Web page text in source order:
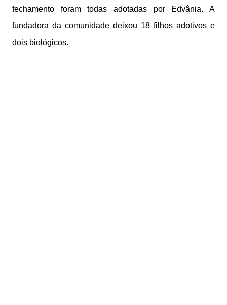
fechamento foram todas adotadas por Edvânia. A
fundadora da comunidade deixou 18 filhos adotivos e
dois biológicos.